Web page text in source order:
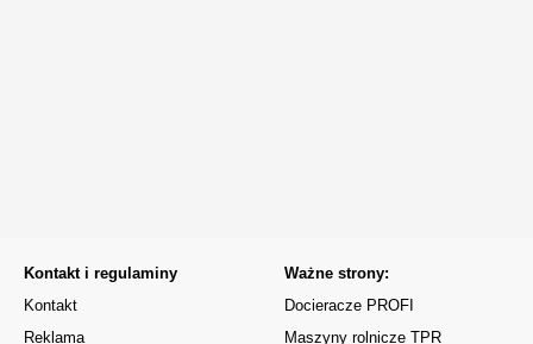
Kontakt i regulaminy
Kontakt
Reklama
Ważne strony:
Docieracze PROFI
Maszyny rolnicze TPR